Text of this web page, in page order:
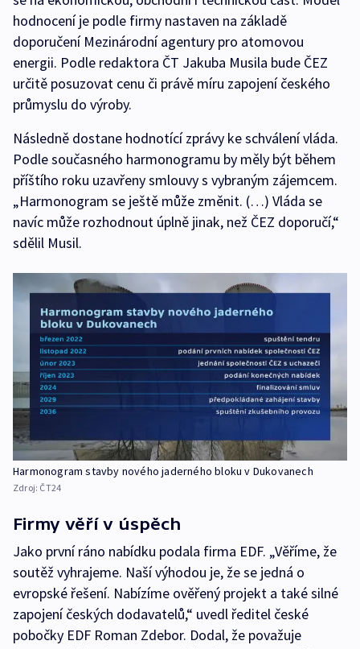
hodnocení je podle firmy nastaven na základě
doporučení Mezinárodní agentury pro atomovou
energii. Podle redaktora ČT Jakuba Musila bude ČEZ
určitě posuzovat cenu či právě míru zapojení českého
průmyslu do výroby.
Následně dostane hodnotící zprávy ke schválení vláda.
Podle současného harmonogramu by měly být během
příštího roku uzavřeny smlouvy s vybraným zájemcem.
„Harmonogram se ještě může změnit. (…) Vláda se
navíc může rozhodnout úplně jinak, než ČEZ doporučí,“
sdělil Musil.
Harmonogram stavby nového jaderného bloku v Dukovanech
Zdroj: ČT24
Firmy věří v úspěch
Jako první ráno nabídku podala firma EDF. „Věříme, že
soutěž vyhrajeme. Naší výhodou je, že se jedná o
evropské řešení. Nabízíme ověřený projekt a také silné
zapojení českých dodavatelů,“ uvedl ředitel české
pobočky EDF Roman Zdebor. Dodal, že považuje